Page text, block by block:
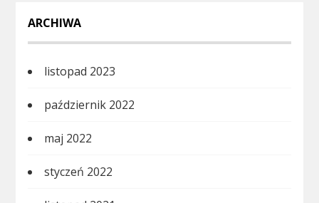
ARCHIWA
listopad 2023
październik 2022
maj 2022
styczeń 2022